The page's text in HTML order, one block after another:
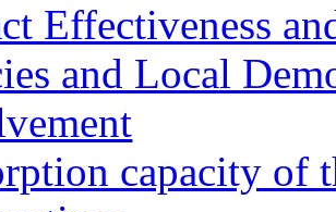
Effectiveness
and Local
capacity of